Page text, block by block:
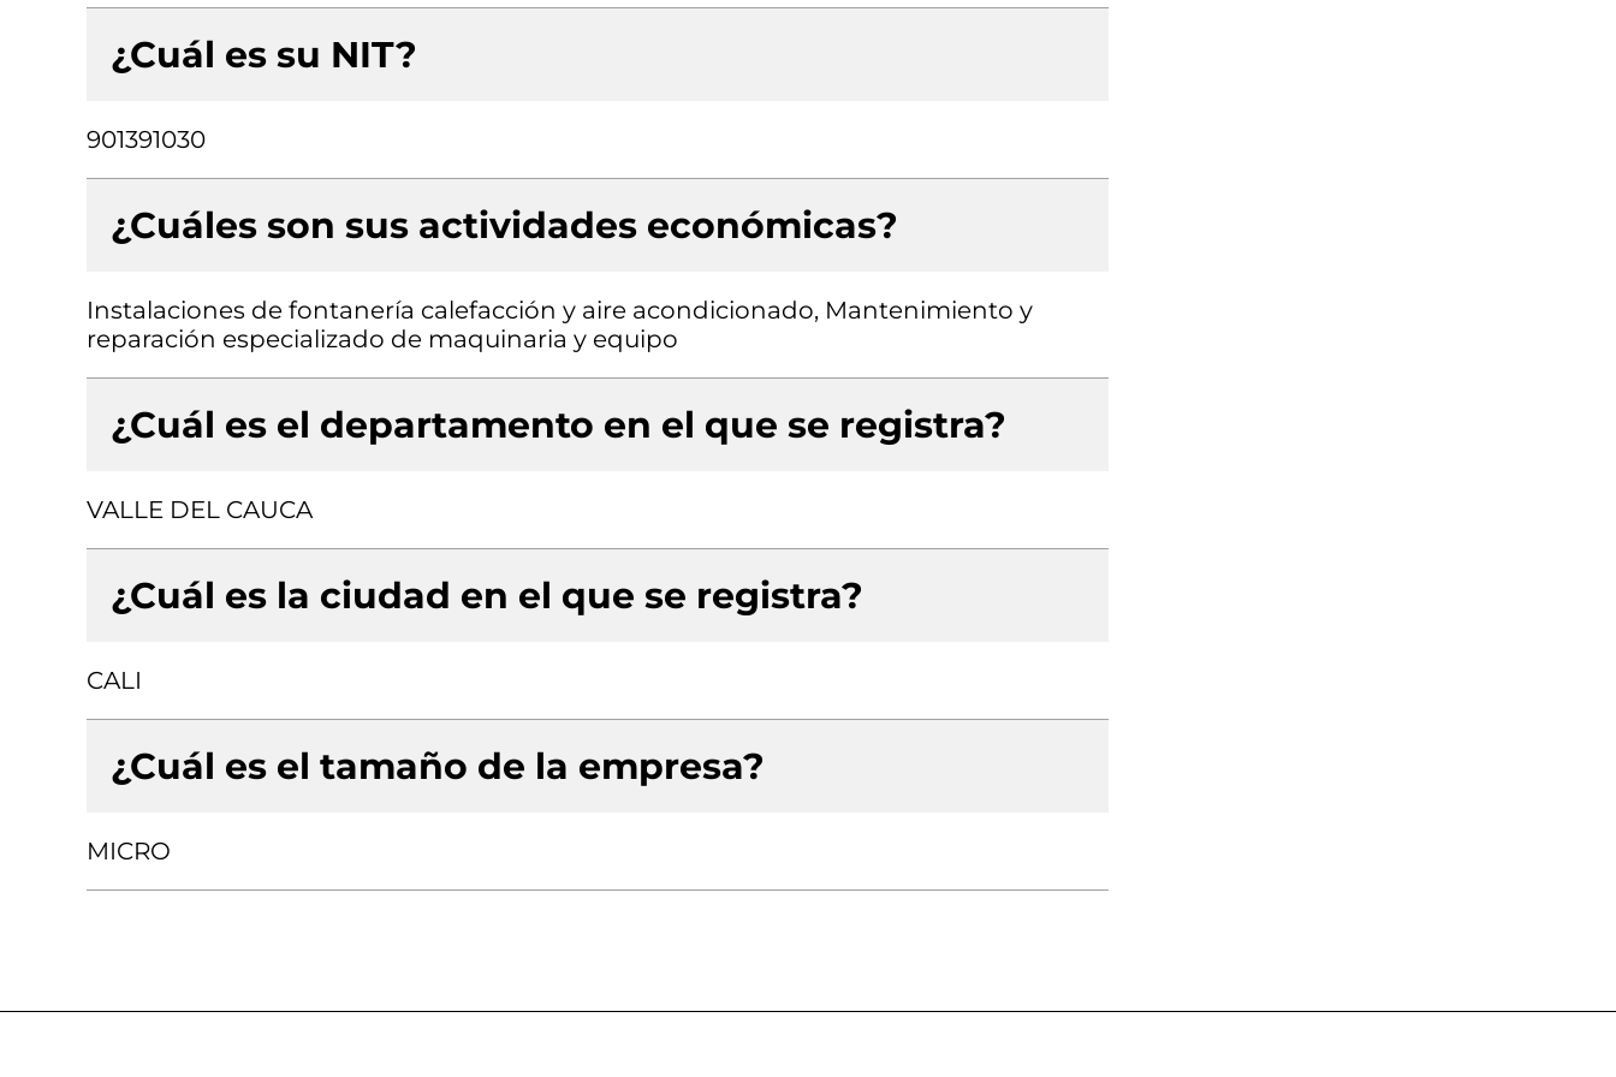
¿Cuál es su NIT?
901391030
¿Cuáles son sus actividades económicas?
Instalaciones de fontanería calefacción y aire acondicionado, Mantenimiento y
reparación especializado de maquinaria y equipo
¿Cuál es el departamento en el que se registra?
VALLE DEL CAUCA
¿Cuál es la ciudad en el que se registra?
CALI
¿Cuál es el tamaño de la empresa?
MICRO